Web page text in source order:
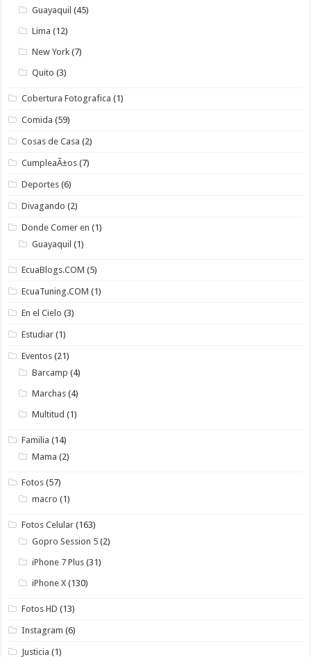
Guayaquil (45)
Lima (12)
New York (7)
Quito (3)
Cobertura Fotografica (1)
Comida (59)
Cosas de Casa (2)
CumpleaÃ±os (7)
Deportes (6)
Divagando (2)
Donde Comer en (1)
Guayaquil (1)
EcuaBlogs.COM (5)
EcuaTuning.COM (1)
En el Cielo (3)
Estudiar (1)
Eventos (21)
Barcamp (4)
Marchas (4)
Multitud (1)
Familia (14)
Mama (2)
Fotos (57)
macro (1)
Fotos Celular (163)
Gopro Session 5 (2)
iPhone 7 Plus (31)
iPhone X (130)
Fotos HD (13)
Instagram (6)
Justicia (1)